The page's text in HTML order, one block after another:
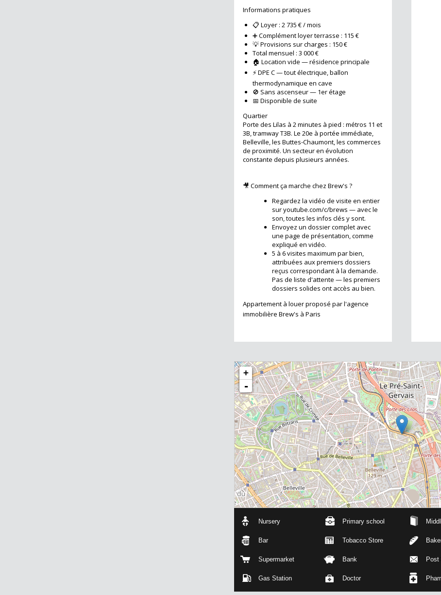
Informations pratiques
📋 Loyer : 2 735 € / mois
➕ Complément loyer terrasse : 115 €
💡 Provisions sur charges : 150 €
Total mensuel : 3 000 €
🏠 Location vide — résidence principale
⚡ DPE C — tout électrique, ballon
thermodynamique en cave
🚫 Sans ascenseur — 1er étage
📅 Disponible de suite
Quartier
Porte des Lilas à 2 minutes à pied : métros 11 et
3B, tramway T3B. Le 20e à portée immédiate,
Belleville, les Buttes-Chaumont, les commerces
de proximité. Un secteur en évolution
constante depuis plusieurs années.
🎥 Comment ça marche chez Brew's ?
Regardez la vidéo de visite en entier
sur youtube.com/c/brews — avec le
son, toutes les infos clés y sont.
Envoyez un dossier complet avec
une page de présentation, comme
expliqué en vidéo.
5 à 6 visites maximum par bien,
attribuées aux premiers dossiers
reçus correspondant à la demande.
Pas de liste d'attente — les premiers
dossiers solides ont accès au bien.
Appartement à louer proposé par l'agence
immobilière Brew's à Paris
+
-
Nursery Primary school
Bar Tobacco Store
Supermarket Bank Post
Gas Station Doctor